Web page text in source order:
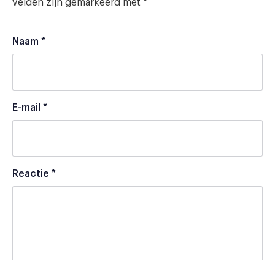
velden zijn gemarkeerd met *
Naam *
E-mail *
Reactie *